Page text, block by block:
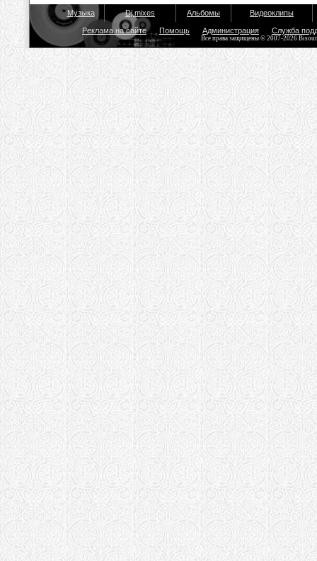
Музыка Dj mixes Альбомы Видеоклипы
Реклама на сайте Помощь Администрация Служба
Все права защищены © 2007-2026